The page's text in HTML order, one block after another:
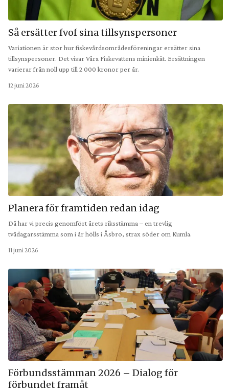
Så ersätter fvof sina tillsynspersoner
Variationen är stor hur fiskevårdsområdesföreningar ersätter sina
tillsynspersoner. Det visar Våra Fiskevattens minienkät. Ersättningen
varierar från noll upp till 2 000 kronor per år.
12 juni 2026
Planera för framtiden redan idag
Då har vi precis genomfört årets riksstämma – en trevlig
tvådagarsstämma som i år hölls i Åsbro, strax söder om Kumla.
11 juni 2026
Förbundsstämman 2026 – Dialog för
förbundet framåt